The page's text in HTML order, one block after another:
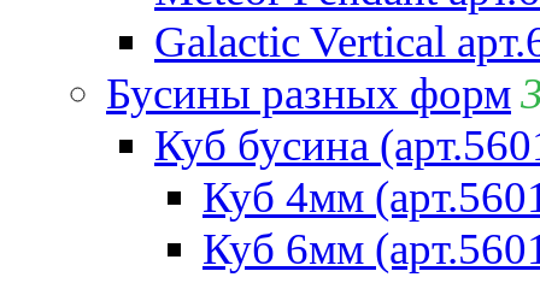
Galactic Vertical
Бусины разных форм
Куб бусина
Куб 4мм
Куб 6мм